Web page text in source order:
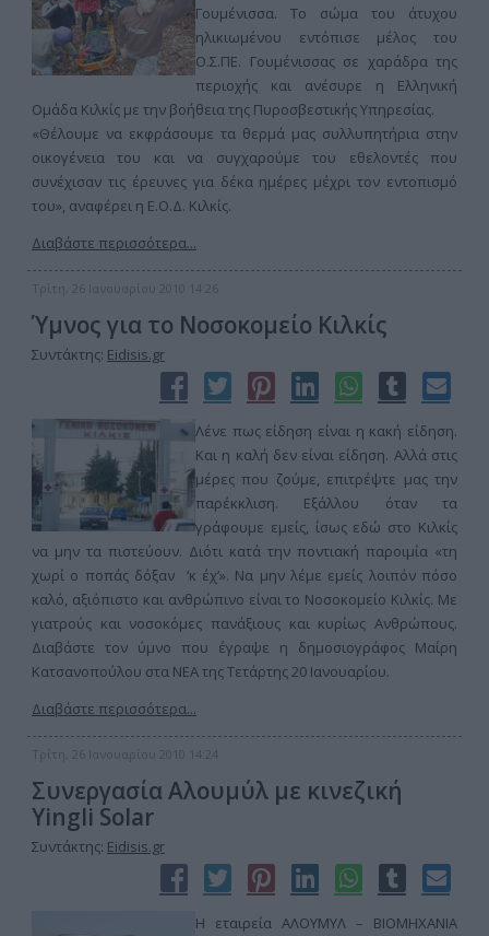
Γουμένισσα. Το σώμα του άτυχου
ηλικιωμένου εντόπισε μέλος του
Ο.Σ.ΠΕ. Γουμένισσας σε χαράδρα της
περιοχής και ανέσυρε η Ελληνική
Ομάδα Κιλκίς με την βοήθεια της Πυροσβεστικής Υπηρεσίας.
«Θέλουμε να εκφράσουμε τα θερμά μας συλλυπητήρια στην
οικογένεια του και να συγχαρούμε του εθελοντές που
συνέχισαν τις έρευνες για δέκα ημέρες μέχρι τον εντοπισμό
του», αναφέρει η Ε.Ο.Δ. Κιλκίς.
Διαβάστε περισσότερα...
Τρίτη, 26 Ιανουαρίου 2010 14:26
Ύμνος για το Νοσοκομείο Κιλκίς
Συντάκτης: Eidisis.gr
Λένε πως είδηση είναι η κακή είδηση.
Και η καλή δεν είναι είδηση. Αλλά στις
μέρες που ζούμε, επιτρέψτε μας την
παρέκκλιση. Εξάλλου όταν τα
γράφουμε εμείς, ίσως εδώ στο Κιλκίς
να μην τα πιστεύουν. Διότι κατά την ποντιακή παροιμία «τη
χωρί ο ποπάς δόξαν ‘κ έχ’». Να μην λέμε εμείς λοιπόν πόσο
καλό, αξιόπιστο και ανθρώπινο είναι το Νοσοκομείο Κιλκίς. Με
γιατρούς και νοσοκόμες πανάξιους και κυρίως Ανθρώπους.
Διαβάστε τον ύμνο που έγραψε η δημοσιογράφος Μαίρη
Κατσανοπούλου στα ΝΕΑ της Τετάρτης 20 Ιανουαρίου.
Διαβάστε περισσότερα...
Τρίτη, 26 Ιανουαρίου 2010 14:24
Συνεργασία Αλουμύλ με κινεζική
Yingli Solar
Συντάκτης: Eidisis.gr
Η εταιρεία ΑΛΟΥΜΥΛ – ΒΙΟΜΗΧΑΝΙΑ